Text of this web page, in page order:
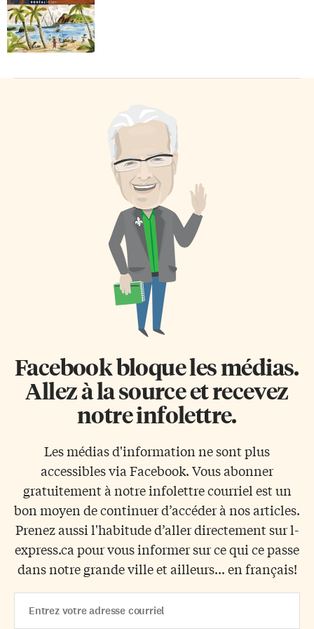
Facebook bloque les médias.
Allez à la source et recevez
notre infolettre.
Les médias d'information ne sont plus
accessibles via Facebook. Vous abonner
gratuitement à notre infolettre courriel est un
bon moyen de continuer d’accéder à nos articles.
Prenez aussi l'habitude d’aller directement sur l-
express.ca pour vous informer sur ce qui ce passe
dans notre grande ville et ailleurs... en français!
Address